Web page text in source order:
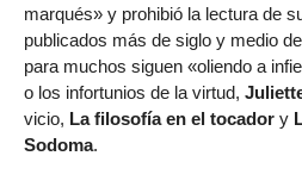
marqués» y prohibió la lectura de
publicados más de siglo y medio
para muchos siguen «oliendo a
o los infortunios de la virtud,
vicio, La filosofía en el tocador y
Sodoma.